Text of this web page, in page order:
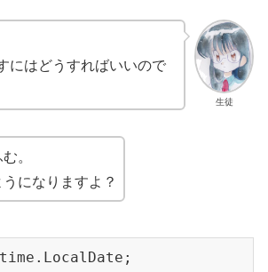
生徒
にはどうすればいいので
。
になりますよ？